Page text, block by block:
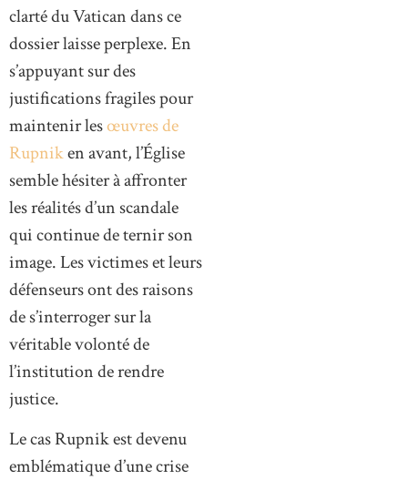
clarté du Vatican dans ce
dossier laisse perplexe. En
s’appuyant sur des
justifications fragiles pour
maintenir lesœuvres de
Rupniken avant, l’Église
semble hésiter à affronter
les réalités d’un scandale
qui continue de ternir son
image. Les victimes et leurs
défenseurs ont des raisons
de s’interroger sur la
véritable volonté de
l’institution de rendre
justice.
Le cas Rupnik est devenu
emblématique d’une crise